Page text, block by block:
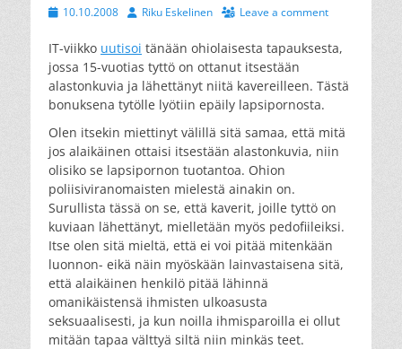
Posted10.10.2008 AuthorRiku Eskelinen Leave a comment
IT-viikko uutisoi tänään ohiolaisesta tapauksesta,
jossa 15-vuotias tyttö on ottanut itsestään
alastonkuvia ja lähettänyt niitä kavereilleen. Tästä
bonuksena tytölle lyötiin epäily lapsipornosta.
Olen itsekin miettinyt välillä sitä samaa, että mitä
jos alaikäinen ottaisi itsestään alastonkuvia, niin
olisiko se lapsipornon tuotantoa. Ohion
poliisiviranomaisten mielestä ainakin on.
Surullista tässä on se, että kaverit, joille tyttö on
kuviaan lähettänyt, mielletään myös pedofiileiksi.
Itse olen sitä mieltä, että ei voi pitää mitenkään
luonnon- eikä näin myöskään lainvastaisena sitä,
että alaikäinen henkilö pitää lähinnä
omanikäistensä ihmisten ulkoasusta
seksuaalisesti, ja kun noilla ihmisparoilla ei ollut
mitään tapaa välttyä siltä niin minkäs teet.